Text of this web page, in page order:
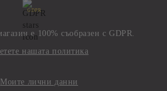
GDPR
е 100% съобразен с GDPR.
нашата политика
Моите лични данни